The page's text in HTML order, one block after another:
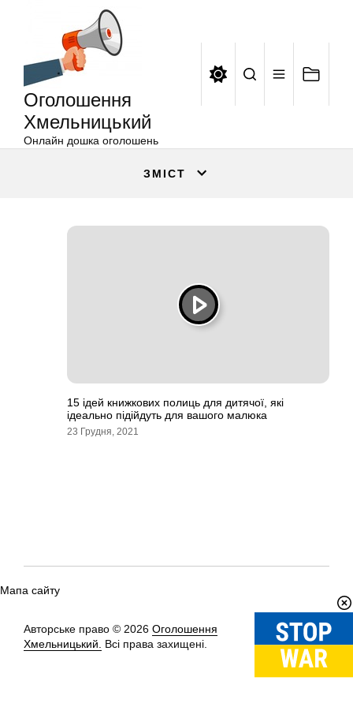
Оголошення
Хмельницький
Онлайн дошка оголошень
ЗМІСТ
15 ідей книжкових полиць для дитячої, які
ідеально підійдуть для вашого малюка
23 Грудня, 2021
Мапа сайту
Авторське право © 2026 Оголошення
Хмельницький.
Всі права захищені.
Вгору↑